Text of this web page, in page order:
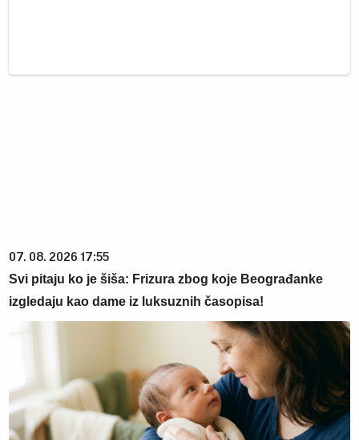
07. 08. 2026 17:55
Svi pitaju ko je šiša: Frizura zbog koje Beograđanke
izgledaju kao dame iz luksuznih časopisa!